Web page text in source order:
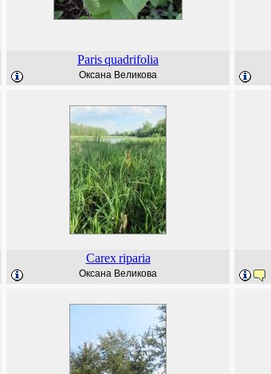
Parisquadrifolia
Оксана Великова
Carex riparia
Оксана Великова